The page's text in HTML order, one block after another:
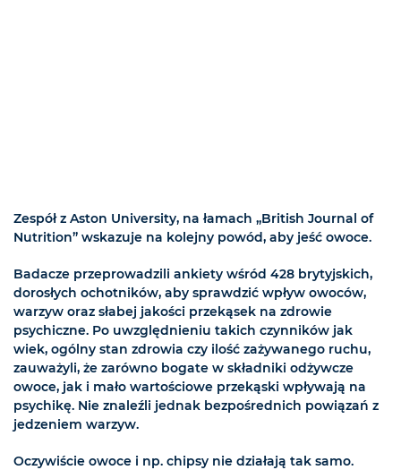
Zespół z Aston University, na łamach „British Journal of
Nutrition” wskazuje na kolejny powód, aby jeść owoce.
Badacze przeprowadzili ankiety wśród 428 brytyjskich,
dorosłych ochotników, aby sprawdzić wpływ owoców,
warzyw oraz słabej jakości przekąsek na zdrowie
psychiczne. Po uwzględnieniu takich czynników jak
wiek, ogólny stan zdrowia czy ilość zażywanego ruchu,
zauważyli, że zarówno bogate w składniki odżywcze
owoce, jak i mało wartościowe przekąski wpływają na
psychikę. Nie znaleźli jednak bezpośrednich powiązań z
jedzeniem warzyw.
Oczywiście owoce i np. chipsy nie działają tak samo.